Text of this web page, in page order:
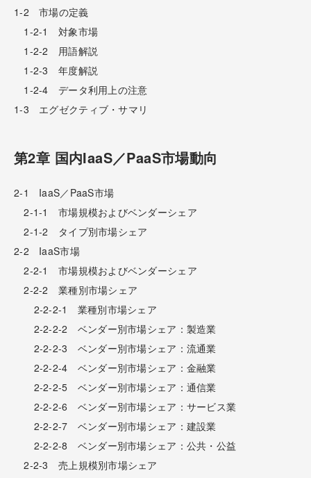
1-2 市場の定義
1-2-1 対象市場
1-2-2 用語解説
1-2-3 年度解説
1-2-4 データ利用上の注意
1-3 エグゼクティブ・サマリ
第2章 国内IaaS／PaaS市場動向
2-1 IaaS／PaaS市場
2-1-1 市場規模およびベンダーシェア
2-1-2 タイプ別市場シェア
2-2 IaaS市場
2-2-1 市場規模およびベンダーシェア
2-2-2 業種別市場シェア
2-2-2-1 業種別市場シェア
2-2-2-2 ベンダー別市場シェア：製造業
2-2-2-3 ベンダー別市場シェア：流通業
2-2-2-4 ベンダー別市場シェア：金融業
2-2-2-5 ベンダー別市場シェア：通信業
2-2-2-6 ベンダー別市場シェア：サービス業
2-2-2-7 ベンダー別市場シェア：建設業
2-2-2-8 ベンダー別市場シェア：公共・公益
2-2-3 売上規模別市場シェア